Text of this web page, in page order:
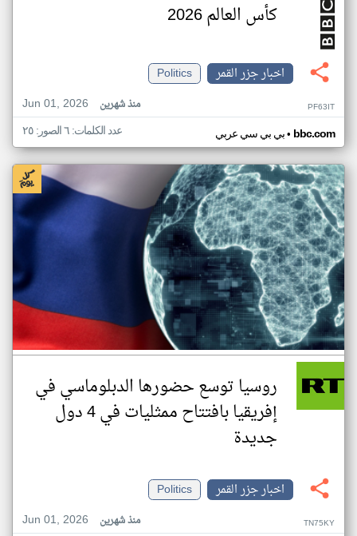
كأس العالم 2026
اخبار جزر القمر
Politics
Jun 01, 2026
منذ شهرين PF63IT
بي بي سي عربي• bbc.com عدد الكلمات: ٦ الصور: ٢٥
روسيا توسع حضورها الدبلوماسي في
إفريقيا بافتتاح ممثليات في 4 دول
جديدة
اخبار جزر القمر
Politics
Jun 01, 2026
منذ شهرين TN75KY